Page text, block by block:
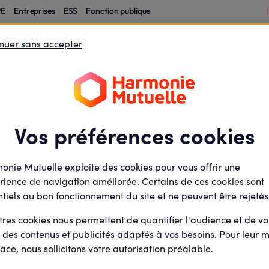
Entreprises ESS Fonction publique
financière
l'entrepreneur
Nos conseils et avis d'experts
et avis
votre quotidien, vous, vos proches et ainsi que vos
Vos préférences cookies
Mutuelle exploite des cookies pour vous offrir une
de navigation améliorée. Certains de ces cookies sont
au bon fonctionnement du site et ne peuvent être
cookies nous permettent de quantifier l'audience et de
contenus et publicités adaptés à vos besoins. Pour leur
nous sollicitons votre autorisation préalable.
sans accepter